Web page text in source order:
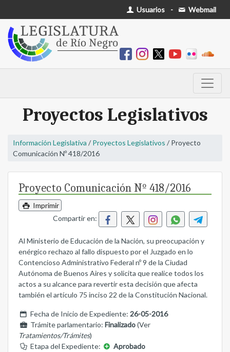
Usuarios - Webmail
Proyectos Legislativos
Información Legislativa / Proyectos Legislativos / Proyecto
Comunicación Nº 418/2016
Proyecto Comunicación Nº 418/2016
Imprimir
Compartir en:
Al Ministerio de Educación de la Nación, su preocupación y
enérgico rechazo al fallo dispuesto por el Juzgado en lo
Contencioso Administrativo Federal nº 9 de la Ciudad
Autónoma de Buenos Aires y solicita que realice todos los
actos a su alcance para revertir esta decisión que afecta
también el artículo 75 inciso 22 de la Constitución Nacional.
Fecha de Inicio de Expediente: 26-05-2016
Trámite parlamentario: Finalizado(Ver
Tratamientos/Trámites)
Etapa del Expediente:
Aprobado